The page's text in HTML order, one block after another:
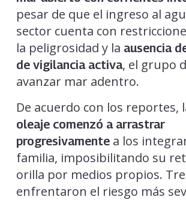
pesar de que el ingreso al
sector cuenta con
la peligrosidad y la ausencia
de vigilancia activa, el grupo
avanzar mar adentro.
De acuerdo con los reportes, l
oleaje comenzó a arrastrar
progresivamentea los
familia, imposibilitando su
orilla por medios propios.
enfrentaron el riesgo más